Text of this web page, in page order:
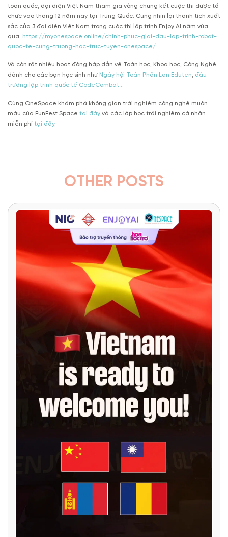
toàn quốc, đại diện Việt Nam tham gia vòng chung kết cuộc thi được tổ
chức vào tháng 12 năm nay tại Trung Quốc. Cùng nhìn lại thành tích xuất
sắc của 3 đại diện Việt Nam trong cuộc thi lập trình Enjoy AI năm vừa
qua: https://myonespace.online/chinh-phuc-giai-dau-lap-trinh-robot-
quoc-te-cung-truong-hoc-truc-tuyen-onespace/
Và còn rất nhiều hoạt động hấp dẫn về Toán học, Khoa học, Công Nghệ
dành cho các bạn học sinh như Ngày hội Toán Phần Lan Eduten, đấu
trường lập trình quốc tế CodeCombat…
Cùng OneSpace khám phá không gian trải nghiệm công nghệ muôn
màu của FunFest Space tại đây và các lớp học trải nghiệm cá nhân
miễn phí tại đây.
OTHER POSTS